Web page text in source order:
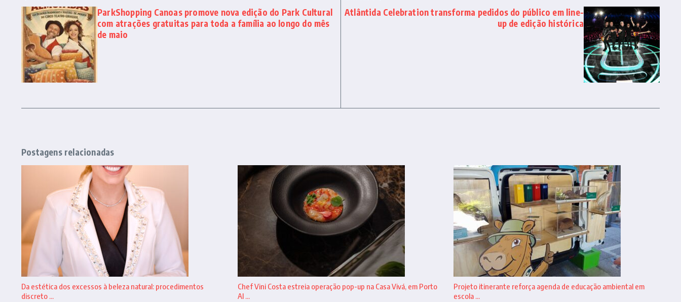
ParkShopping Canoas promove nova edição do Park Cultural
com atrações gratuitas para toda a família ao longo do mês
de maio
Atlântida Celebration transforma pedidos do público em line-
up de edição histórica
Postagens relacionadas
Da estética dos excessos à beleza natural: procedimentos
discreto ...
Chef Vini Costa estreia operação pop-up na Casa Vivá, em Porto
Al ...
Projeto itinerante reforça agenda de educação ambiental em
escola ...